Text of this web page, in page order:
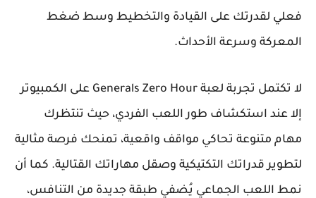
فعلي لقدرتك على القيادة والتخطيط وسط ضغط
المعركة وسرعة الأحداث.
لا تكتمل تجربة لعبة Generals Zero Hour على الكمبيوتر
إلا عند استكشاف طور اللعب الفردي، حيث تنتظرك
مهام متنوعة تحاكي مواقف واقعية، تمنحك فرصة مثالية
لتطوير قدراتك التكتيكية وصقل مهاراتك القتالية. كما أن
نمط اللعب الجماعي يُضفي طبقة جديدة من التنافس،